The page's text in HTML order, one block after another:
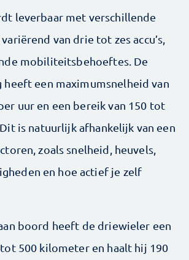
leverbaar met ver­­schillende
van drie tot zes ­accu’s,
­mobiliteitsbehoeftes. De
heeft een maximumsnelheid van
uur en een bereik van 150 tot
is natuurlijk afhankelijk van een
zoals snelheid, heuvels,
en hoe actief je zelf
aan boord heeft de driewieler een
500 kilometer en haalt hij 190